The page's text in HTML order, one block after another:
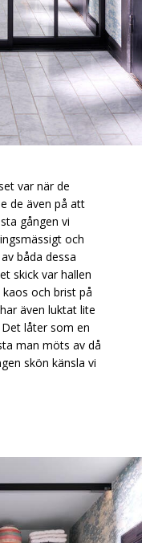
var när de
de även på att
gången vi
och
båda dessa
skick var hallen
och brist på
även luktat lite
låter som en
man möts av då
skön känsla vi